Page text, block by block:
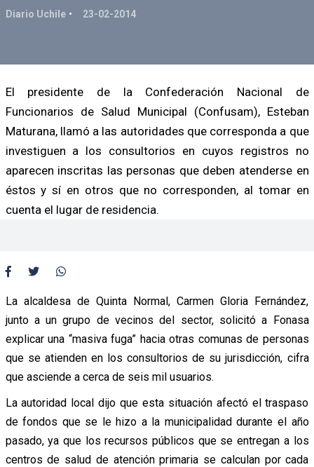
Diario Uchile 23-02-2014
El presidente de la Confederación Nacional de
Funcionarios de Salud Municipal (Confusam), Esteban
Maturana, llamó a las autoridades que corresponda a que
investiguen a los consultorios en cuyos registros no
aparecen inscritas las personas que deben atenderse en
éstos y sí en otros que no corresponden, al tomar en
cuenta el lugar de residencia.
La alcaldesa de Quinta Normal, Carmen Gloria Fernández,
junto a un grupo de vecinos del sector, solicitó a Fonasa
explicar una “masiva fuga” hacia otras comunas de personas
que se atienden en los consultorios de su jurisdicción, cifra
que asciende a cerca de seis mil usuarios.
La autoridad local dijo que esta situación afectó el traspaso
de fondos que se le hizo a la municipalidad durante el año
pasado, ya que los recursos públicos que se entregan a los
centros de salud de atención primaria se calculan por cada